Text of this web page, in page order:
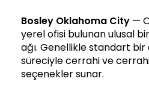
Bosley Oklahoma City —
yerel ofisi bulunan ulusal
ağı. Genellikle standart bir
süreciyle cerrahi ve
seçenekler sunar.